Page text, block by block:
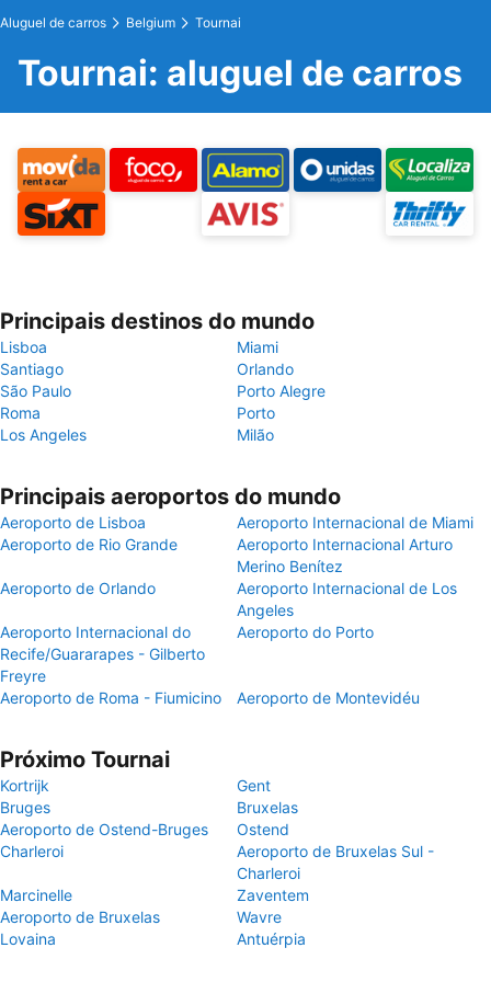
Aluguel de carros Belgium Tournai
Tournai: aluguel de carros
Principais destinos do mundo
Lisboa
Miami
Santiago
Orlando
São Paulo
Porto Alegre
Roma
Porto
Los Angeles
Milão
Principais aeroportos do mundo
Aeroporto de Lisboa
Aeroporto Internacional de Miami
Aeroporto de Rio Grande
Aeroporto Internacional Arturo
Merino Benítez
Aeroporto de Orlando
Aeroporto Internacional de Los
Angeles
Aeroporto Internacional do
Recife/Guararapes - Gilberto
Freyre
Aeroporto do Porto
Aeroporto de Roma - Fiumicino Aeroporto de Montevidéu
Próximo Tournai
Kortrijk
Gent
Bruges
Bruxelas
Aeroporto de Ostend-Bruges
Ostend
Charleroi
Aeroporto de Bruxelas Sul -
Charleroi
Marcinelle
Zaventem
Aeroporto de Bruxelas
Wavre
Lovaina
Antuérpia